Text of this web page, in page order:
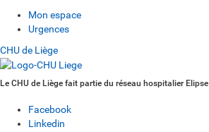
Mon espace
Urgences
CHU de Liège
Le CHU de Liège fait partie du réseau hospitalier Elipse
Facebook
Linkedin